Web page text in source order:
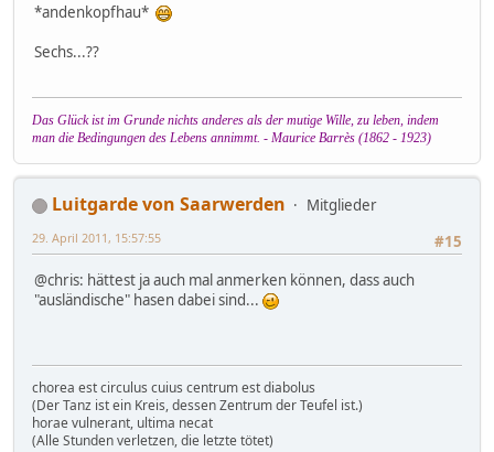
*andenkopfhau*
Sechs...??
Das Glück ist im Grunde nichts anderes als der mutige Wille, zu leben, indem
man die Bedingungen des Lebens annimmt. - Maurice Barrès (1862 - 1923)
Luitgarde von Saarwerden
Mitglieder
#15
29. April 2011, 15:57:55
@chris: hättest ja auch mal anmerken können, dass auch
"ausländische" hasen dabei sind...
chorea est circulus cuius centrum est diabolus
(Der Tanz ist ein Kreis, dessen Zentrum der Teufel ist.)
horae vulnerant, ultima necat
(Alle Stunden verletzen, die letzte tötet)